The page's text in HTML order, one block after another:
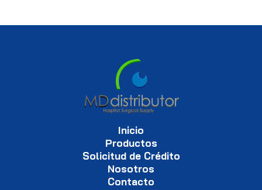
Inicio
Productos
Solicitud de Crédito
Nosotros
Contacto